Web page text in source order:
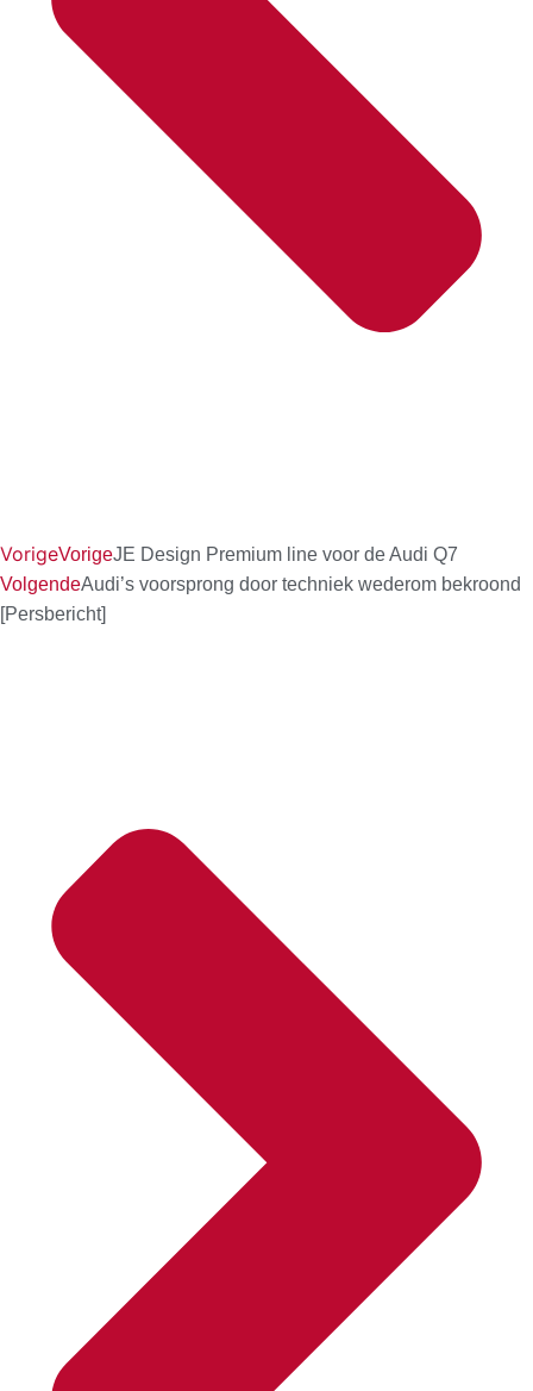
VorigeVorigeJE Design Premium line voor de Audi Q7
VolgendeAudi’s voorsprong door techniek wederom bekroond
[Persbericht]